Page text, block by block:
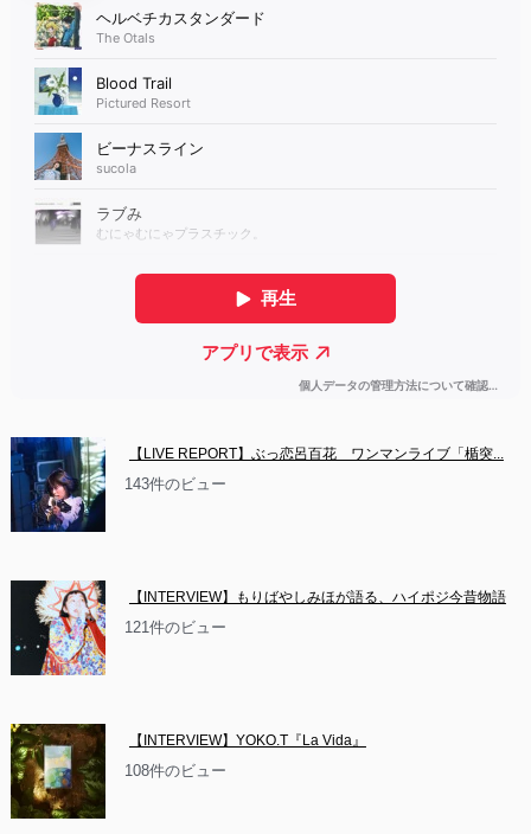
【LIVE REPORT】ぶっ恋呂百花　ワンマンライブ「楯突...
143件のビュー
【INTERVIEW】もりばやしみほが語る、ハイポジ今昔物語
121件のビュー
【INTERVIEW】YOKO.T『La Vida』
108件のビュー